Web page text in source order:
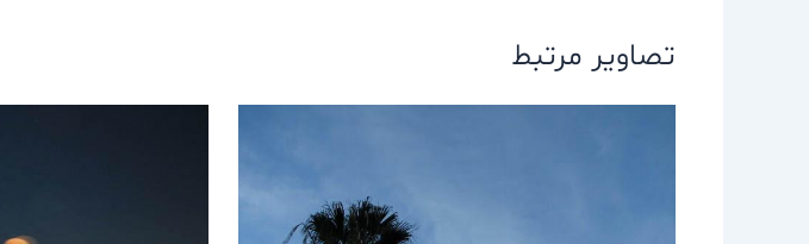
تصاویر مرتبط